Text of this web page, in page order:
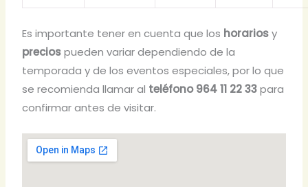
Es importante tener en cuenta que los horariosy
preciospueden variar dependiendo de la
temporada y de los eventos especiales, por lo que
se recomienda llamar al teléfono 964 11 22 33para
confirmar antes de visitar.